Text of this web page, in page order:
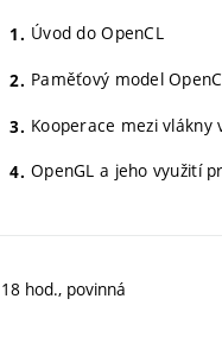
Úvod do OpenCL
Paměťový model
Kooperace mezi vlákny
OpenGL a jeho využití
18 hod., povinná